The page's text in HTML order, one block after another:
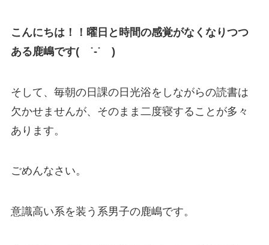
こんにちは！！曜日と時間の感覚がなくなりつつ
ある鹿嶋です( ˙-˙ )
そして、毎朝の日課の日光浴をしながらの読書は
欠かせませんが、そのまま二度寝することが多々
あります。
ごめんなさい。
意識高い系を装う系男子の鹿嶋です。